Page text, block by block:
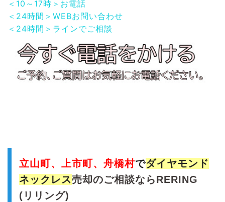
＜10～17時＞お電話
＜24時間＞WEBお問い合わせ
＜24時間＞ラインでご相談
立山町、上市町、舟橋村でダイヤモンド
ネックレス売却のご相談ならRERING
(リリング)